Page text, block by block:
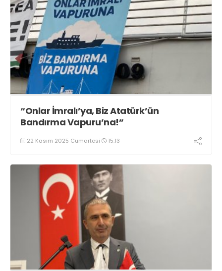
“Onlar İmralı’ya, Biz Atatürk’ün
Bandırma Vapuru’na!”
22 Kasım 2025 Cumartesi 15:13